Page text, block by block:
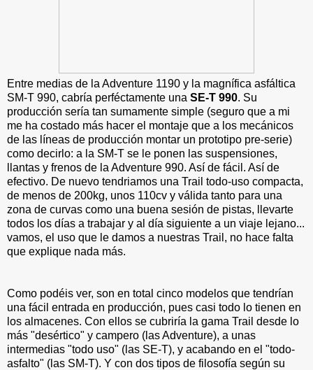
Entre medias de la Adventure 1190 y la magnífica asfáltica
SM-T 990, cabría perféctamente una SE-T 990. Su
producción sería tan sumamente simple (seguro que a mi
me ha costado más hacer el montaje que a los mecánicos
de las líneas de producción montar un prototipo pre-serie)
como decirlo: a la SM-T se le ponen las suspensiones,
llantas y frenos de la Adventure 990. Así de fácil. Así de
efectivo. De nuevo tendriamos una Trail todo-uso compacta,
de menos de 200kg, unos 110cv y válida tanto para una
zona de curvas como una buena sesión de pistas, llevarte
todos los días a trabajar y al día siguiente a un viaje lejano...
vamos, el uso que le damos a nuestras Trail, no hace falta
que explique nada más.
Como podéis ver, son en total cinco modelos que tendrían
una fácil entrada en producción, pues casi todo lo tienen en
los almacenes. Con ellos se cubriría la gama Trail desde lo
más "desértico" y campero (las Adventure), a unas
intermedias "todo uso" (las SE-T), y acabando en el "todo-
asfalto" (las SM-T). Y con dos tipos de filosofía según su